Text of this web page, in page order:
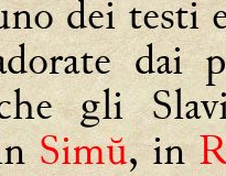
dei testi
dai
gli
Simŭ, in